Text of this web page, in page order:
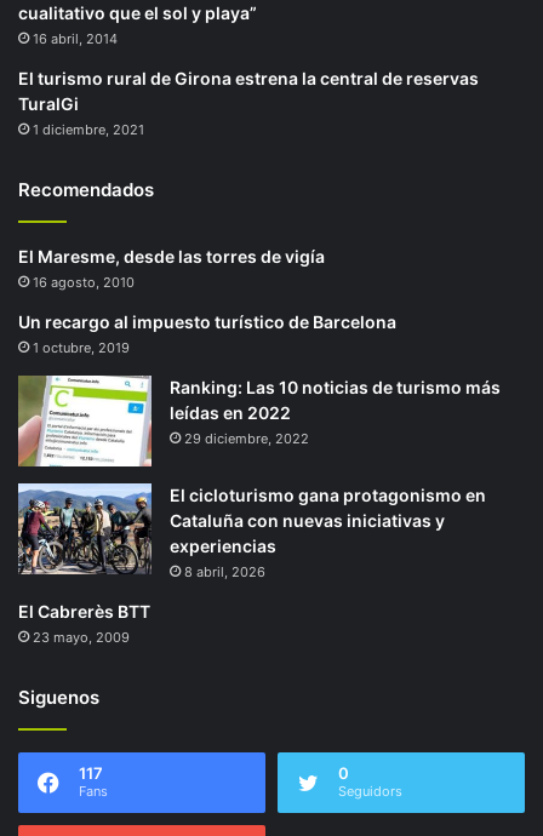
cualitativo que el sol y playa”
16 abril, 2014
El turismo rural de Girona estrena la central de reservas
TuralGi
1 diciembre, 2021
Recomendados
El Maresme, desde las torres de vigía
16 agosto, 2010
Un recargo al impuesto turístico de Barcelona
1 octubre, 2019
Ranking: Las 10 noticias de turismo más
leídas en 2022
29 diciembre, 2022
El cicloturismo gana protagonismo en
Cataluña con nuevas iniciativas y
experiencias
8 abril, 2026
El Cabrerès BTT
23 mayo, 2009
Siguenos
117
Fans
0
Seguidors